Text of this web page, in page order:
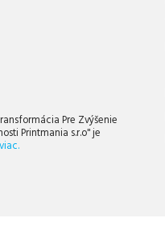
Pre Zvýšenie
Printmania s.r.o" je